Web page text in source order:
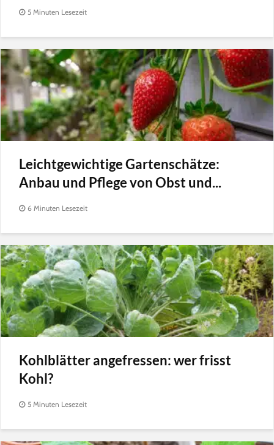
5 Minuten Lesezeit
Leichtgewichtige Gartenschätze:
Anbau und Pflege von Obst und...
6 Minuten Lesezeit
Kohlblätter angefressen: wer frisst
Kohl?
5 Minuten Lesezeit